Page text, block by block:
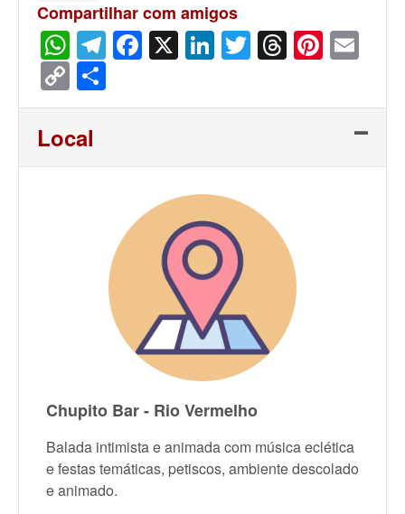
Compartilhar com amigos
WhatsApp
Telegram
Facebook
X LinkedIn
Twitter
Threads
Copy
Link
Local
Chupito Bar - Rio Vermelho
Balada intimista e animada com música eclética
e festas temáticas, petiscos, ambiente descolado
e animado.